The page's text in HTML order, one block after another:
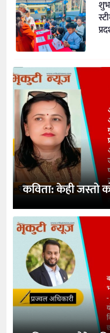
कविता: केही जस्तो